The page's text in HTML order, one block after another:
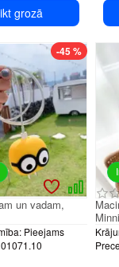
grozā
-45 %
Pieejams
un vadam,